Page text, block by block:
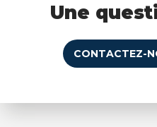
Une
CONTACTEZ-